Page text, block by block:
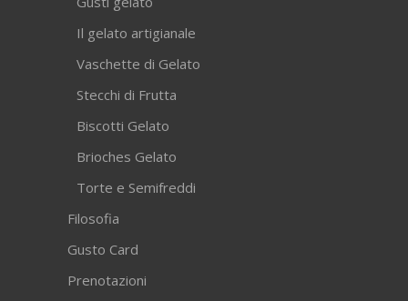
Il gelato artigianale
Vaschette di Gelato
Stecchi di Frutta
Biscotti Gelato
Brioches Gelato
Torte e Semifreddi
Filosofia
Gusto Card
Prenotazioni